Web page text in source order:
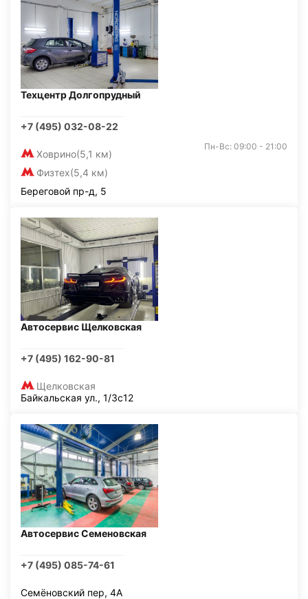
Техцентр Долгопрудный
+7 (495) 032-08-22
Ховрино(5,1 км)
Физтех(5,4 км)
Пн-Вс: 09:00 - 21:00
Береговой пр-д, 5
Автосервис Щелковская
+7 (495) 162-90-81
Щелковская
Байкальская ул., 1/3с12
Автосервис Семеновская
+7 (495) 085-74-61
Семёновский пер, 4А